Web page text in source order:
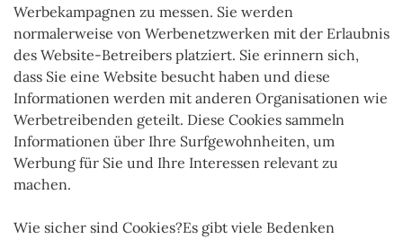
Werbekampagnen zu messen. Sie werden
normalerweise von Werbenetzwerken mit der Erlaubnis
des Website-Betreibers platziert. Sie erinnern sich,
dass Sie eine Website besucht haben und diese
Informationen werden mit anderen Organisationen wie
Werbetreibenden geteilt. Diese Cookies sammeln
Informationen über Ihre Surfgewohnheiten, um
Werbung für Sie und Ihre Interessen relevant zu
machen.
Wie sicher sind Cookies?Es gibt viele Bedenken